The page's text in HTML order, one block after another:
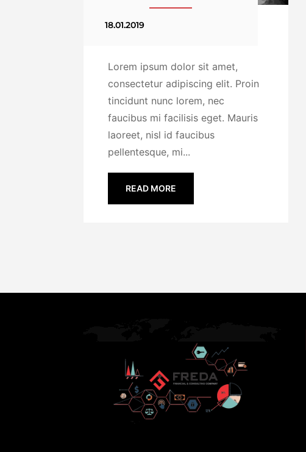
18.01.2019
Lorem ipsum dolor sit amet,
consectetur adipiscing elit. Proin
tincidunt nunc lorem, nec
faucibus mi facilisis eget. Mauris
laoreet, nisl id faucibus
pellentesque, mi...
READ MORE